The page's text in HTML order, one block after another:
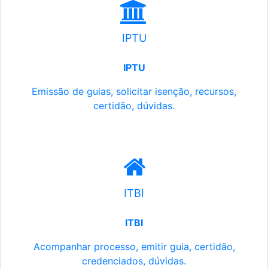
IPTU
IPTU
Emissão de guias, solicitar isenção, recursos,
certidão, dúvidas.
ITBI
ITBI
Acompanhar processo, emitir guia, certidão,
credenciados, dúvidas.